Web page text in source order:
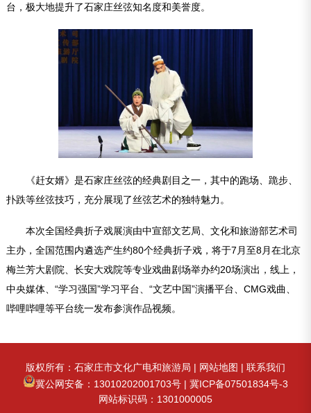
台，极大地提升了石家庄丝弦知名度和美誉度。
《赶女婿》是石家庄丝弦的经典剧目之一，其中的跑场、跪步、
扑跌等丝弦技巧，充分展现了丝弦艺术的独特魅力。
本次全国经典折子戏展演由中宣部文艺局、文化和旅游部艺术司
主办，全国范围内遴选产生约80个经典折子戏，将于7月至8月在北京
梅兰芳大剧院、长安大戏院等专业戏曲剧场举办约20场演出，线上，
中央媒体、“学习强国”学习平台、“文艺中国”演播平台、CMG戏曲、
哔哩哔哩等平台统一发布参演作品视频。
版权所有：石家庄市文化广电和旅游局 | 网站地图 | 联系我们
冀公网安备：13010202001703号| 冀ICP备07501834号-3
网站标识码：1301000005